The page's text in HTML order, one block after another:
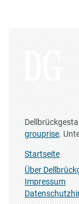
grouprise.
Startseite
Über
Impressum